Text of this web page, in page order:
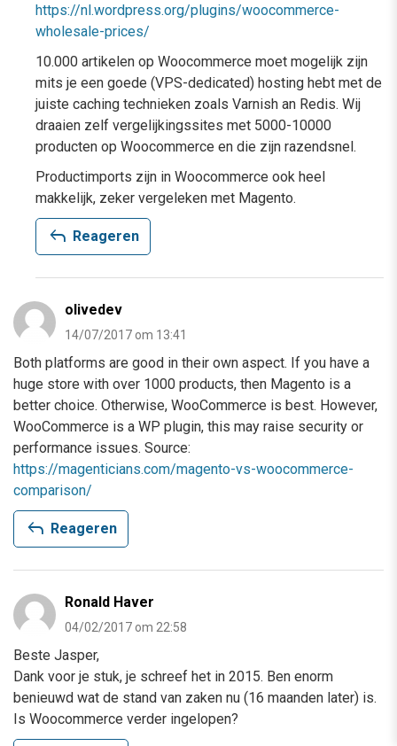
https://nl.wordpress.org/plugins/woocommerce-
wholesale-prices/
10.000 artikelen op Woocommerce moet mogelijk zijn
mits je een goede (VPS-dedicated) hosting hebt met de
juiste caching technieken zoals Varnish an Redis. Wij
draaien zelf vergelijkingssites met 5000-10000
producten op Woocommerce en die zijn razendsnel.
Productimports zijn in Woocommerce ook heel
makkelijk, zeker vergeleken met Magento.
reply Reageren
olivedev
14/07/2017 om 13:41
Both platforms are good in their own aspect. If you have a
huge store with over 1000 products, then Magento is a
better choice. Otherwise, WooCommerce is best. However,
WooCommerce is a WP plugin, this may raise security or
performance issues. Source:
https://magenticians.com/magento-vs-woocommerce-
comparison/
reply Reageren
Ronald Haver
04/02/2017 om 22:58
Beste Jasper,
Dank voor je stuk, je schreef het in 2015. Ben enorm
benieuwd wat de stand van zaken nu (16 maanden later) is.
Is Woocommerce verder ingelopen?